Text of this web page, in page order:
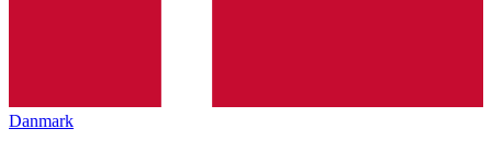
Danmark